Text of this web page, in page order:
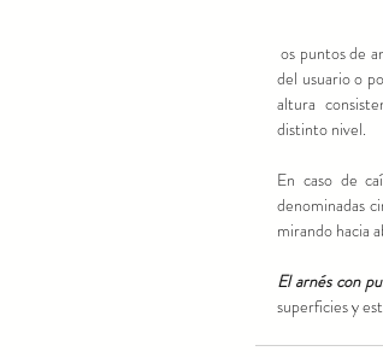
os puntos de anclaje que se pueden usar con este arnés serán preferiblemente los que se encuentren por encima
del usuario o
altura
distinto nivel.
En caso de
denominadas
mirando hacia
El arnés con
superficies y